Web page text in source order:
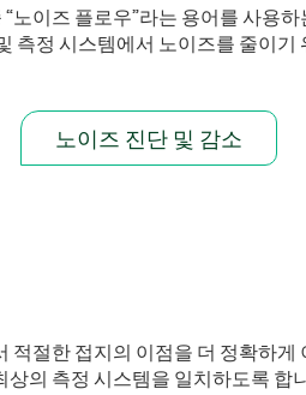
이즈 플로우”라는 용어를 사용
측정 시스템에서 노이즈를 줄이
노이즈 진단 및 감소
절한 접지의 이점을 더 정확하
의 측정 시스템을 일치하도록 합